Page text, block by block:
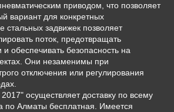
приводом, что позволяет
вариант для конкретных
стальных задвижек позволяет
поток, предотвращать
обеспечивать безопасность на
Они незаменимы при
отключения или регулирования
осуществляет доставку по всему
по Алматы бесплатная. Имеется